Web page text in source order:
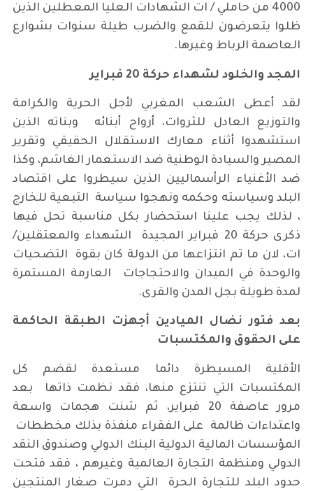
4000 من حاملي / ات الشهادات العليا المعطلين الذين
ظلوا يتعرضون للقمع والضرب طيلة سنوات بشوارع
العاصمة الرباط وغيرها.
المجد والخلود لشهداء حركة 20 فبراير
لقد أعطى الشعب المغربي لأجل الحرية والكرامة
والتوزيع العادل للثروات، أرواح أبنائه وبناته الذين
استشهدوا أثناء معارك الاستقلال الحقيقي وتقرير
المصير والسيادة الوطنية ضد الاستعمار الغاشم، وكذا
ضد الأغنياء الرأسماليين الذين سيطروا على اقتصاد
البلد وسياسته وحكمه ونهجوا سياسة التبعية للخارج
، لذلك يجب علينا استحضار بكل مناسبة تحل فيها
ذكرى حركة 20 فبراير المجيدة الشهداء والمعتقلين/
ات، لان ما تم انتزاعها من الدولة كان بقوة التضحيات
والوحدة في الميدان والاحتجاجات العارمة المستمرة
لمدة طويلة بجل المدن والقرى.
بعد فتور نضال الميادين أجهزت الطبقة الحاكمة
على الحقوق والمكتسبات
الأقلية المسيطرة دائما مستعدة لقضم كل
المكتسبات التي تنتزع منها، فقد نظمت ذاتها بعد
مرور عاصفة 20 فبراير، ثم شنت هجمات واسعة
واعتداءات ظالمة على الفقراء منفذة بذلك مخططات
المؤسسات المالية الدولية البنك الدولي وصندوق النقد
الدولي ومنظمة التجارة العالمية وغيرهم ، فقد فتحت
حدود البلد للتجارة الحرة التي دمرت صغار المنتجين